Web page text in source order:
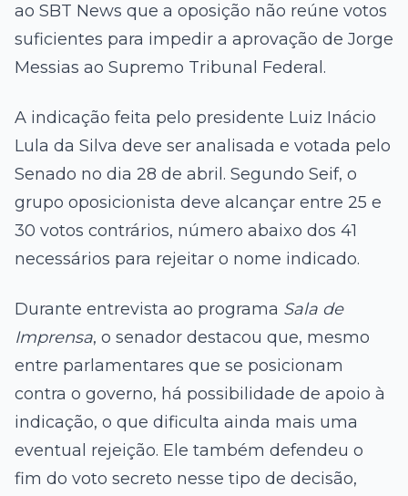
ao SBT News que a oposição não reúne votos
suficientes para impedir a aprovação de Jorge
Messias ao Supremo Tribunal Federal.
A indicação feita pelo presidente Luiz Inácio
Lula da Silva deve ser analisada e votada pelo
Senado no dia 28 de abril. Segundo Seif, o
grupo oposicionista deve alcançar entre 25 e
30 votos contrários, número abaixo dos 41
necessários para rejeitar o nome indicado.
Durante entrevista ao programa Sala de
Imprensa, o senador destacou que, mesmo
entre parlamentares que se posicionam
contra o governo, há possibilidade de apoio à
indicação, o que dificulta ainda mais uma
eventual rejeição. Ele também defendeu o
fim do voto secreto nesse tipo de decisão,